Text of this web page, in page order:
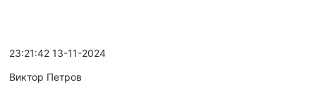
23:21:42 13-11-2024
Виктор Петров